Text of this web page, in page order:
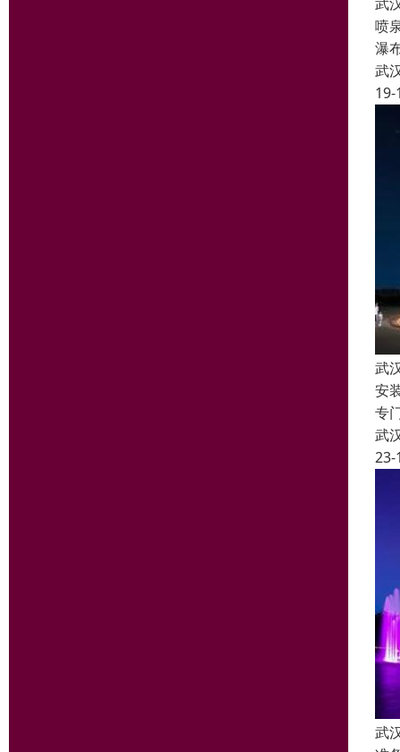
喷
瀑
武
19-
武
安
专
武
23-
武